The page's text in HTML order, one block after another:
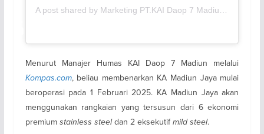
A post shared by Marketing PT.KAI Daop 7 Madiun (@sahabatspoor7)
Menurut Manajer Humas KAI Daop 7 Madiun melalui
Kompas.com, beliau membenarkan KA Madiun Jaya mulai
beroperasi pada 1 Februari 2025. KA Madiun Jaya akan
menggunakan rangkaian yang tersusun dari 6 ekonomi
premium stainless steeldan 2 eksekutifmild steel.